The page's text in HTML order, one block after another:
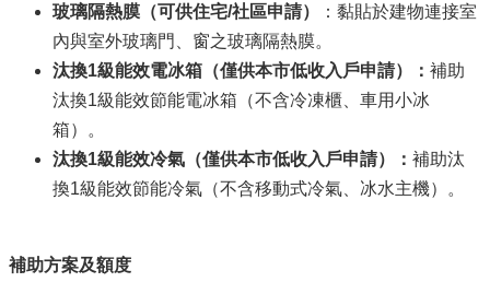
玻璃隔熱膜（可供住宅/社區申請）
：黏貼於建物連接室
內與室外玻璃門、窗之玻璃隔熱膜。
汰換1級能效電冰箱（僅供本市低收入戶申請）： 補助
汰換1級能效節能電冰箱（不含冷凍櫃、車用小冰
箱）。
汰換1級能效冷氣（僅供本市低收入戶申請）： 補助汰
換1級能效節能冷氣（不含移動式冷氣、冰水主機）。
補助方案及額度